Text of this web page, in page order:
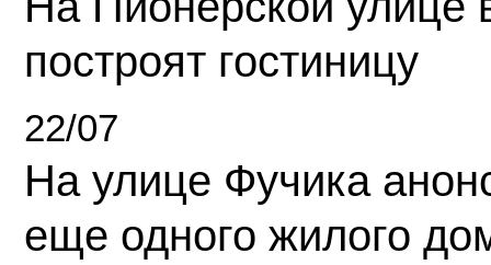
построят гостиницу
22/07
На улице Фучика
еще одного жилого